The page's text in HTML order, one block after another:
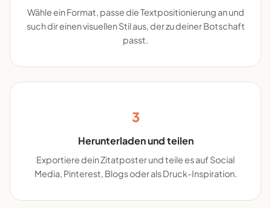
Wähle ein Format, passe die Textpositionierung an und
such dir einen visuellen Stil aus, der zu deiner Botschaft
passt.
3
Herunterladen und teilen
Exportiere dein Zitatposter und teile es auf Social
Media, Pinterest, Blogs oder als Druck-Inspiration.